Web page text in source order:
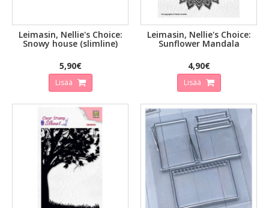
Leimasin, Nellie's Choice:
Snowy house (slimline)
5,90€
Lisää
Leimasin, Nellie's Choice:
Sunflower Mandala
4,90€
Lisää